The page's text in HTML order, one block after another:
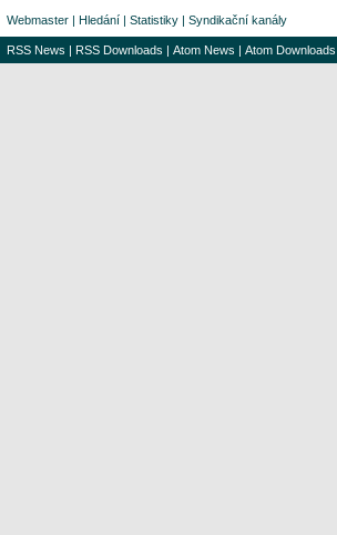
Webmaster | Hledání | Statistiky | Syndikační kanály
RSS News | RSS Downloads | Atom News | Atom Downloads